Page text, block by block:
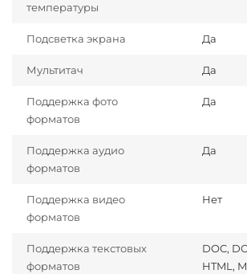
температуры
Подсветка экрана Да
Мультитач Да
Поддержка фото
форматов
Да
Поддержка аудио
форматов
Да
Поддержка видео
форматов
Нет
Поддержка текстовых
форматов
DOC,
HTML,